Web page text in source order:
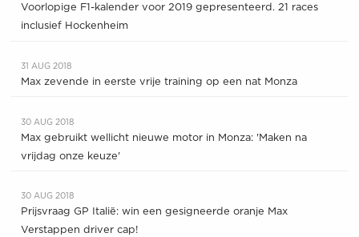
Voorlopige F1-kalender voor 2019 gepresenteerd. 21 races
inclusief Hockenheim
31 AUG 2018
Max zevende in eerste vrije training op een nat Monza
30 AUG 2018
Max gebruikt wellicht nieuwe motor in Monza: 'Maken na
vrijdag onze keuze'
30 AUG 2018
Prijsvraag GP Italië: win een gesigneerde oranje Max
Verstappen driver cap!